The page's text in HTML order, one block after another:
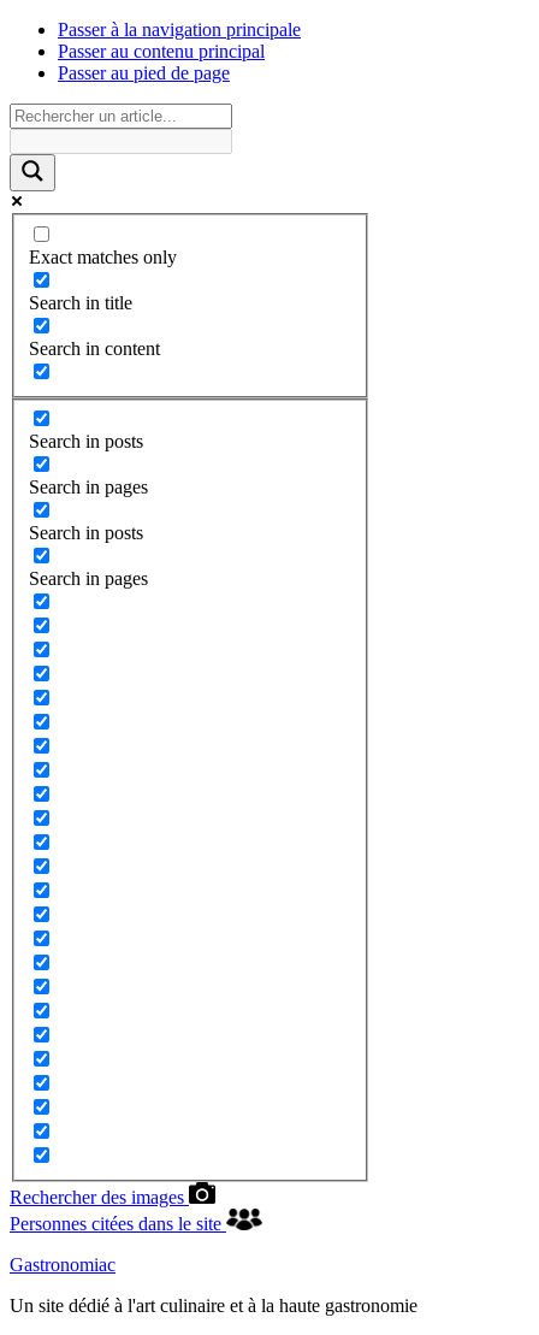
Passer à la navigation principale
Passer au contenu principal
Passer au pied de page
Exact matches only
Search in title
Search in content
Search in posts
Search in pages
Search in posts
Search in pages
Rechercher des images
Personnes citées dans le site
Gastronomiac
Un site dédié à l'art culinaire et à la haute gastronomie